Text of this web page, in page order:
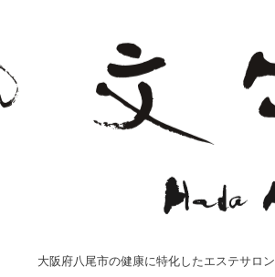
大阪府八尾市の健康に特化したエステサロン